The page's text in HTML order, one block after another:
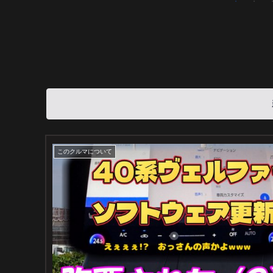
このクルマについて